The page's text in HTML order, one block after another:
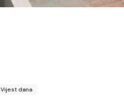
Vijest dana